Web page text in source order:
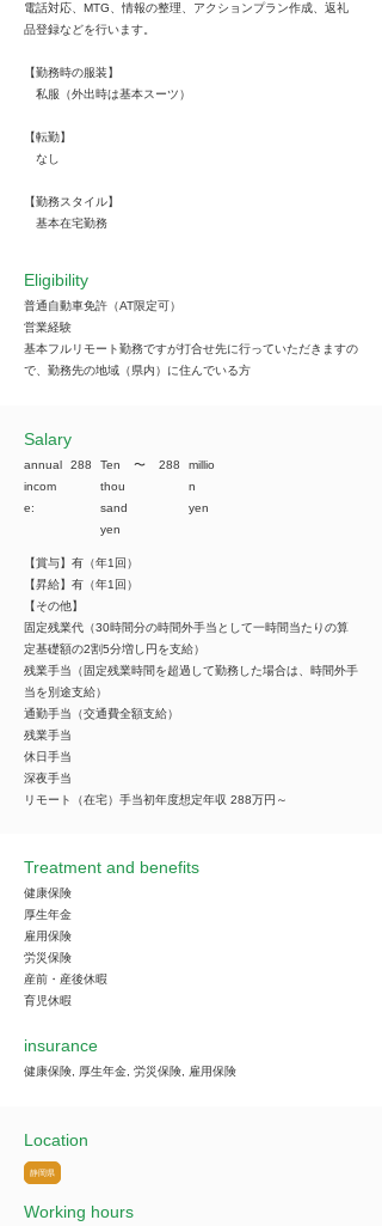
電話対応、MTG、情報の整理、アクションプラン作成、返礼
品登録などを行います。
【勤務時の服装】
私服（外出時は基本スーツ）
【転勤】
なし
【勤務スタイル】
基本在宅勤務
Eligibility
普通自動車免許（AT限定可）
営業経験
基本フルリモート勤務ですが打合せ先に行っていただきますの
で、勤務先の地域（県内）に住んでいる方
​Salary
annual
incom
e:
288
Ten
thou
sand
yen
​〜 288
millio
n
yen
【賞与】有（年1回）
【昇給】有（年1回）
【その他】
固定残業代（30時間分の時間外手当として一時間当たりの算
定基礎額の2割5分増し円を支給）
残業手当（固定残業時間を超過して勤務した場合は、時間外手
当を別途支給）
通勤手当（交通費全額支給）
残業手当
休日手当
深夜手当
リモート（在宅）手当初年度想定年収 288万円～
Treatment and benefits
健康保険
厚生年金
雇用保険
労災保険
産前・産後休暇
育児休暇
insurance
健康保険, 厚生年金, 労災保険, 雇用保険
Location
静岡県
Working hours